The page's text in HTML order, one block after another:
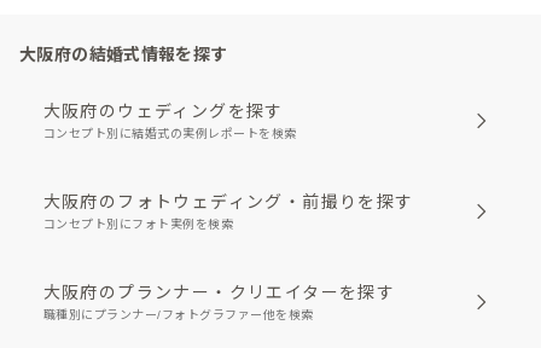
大阪府の結婚式情報を探す
大阪府のウェディングを探す
コンセプト別に結婚式の実例レポートを検索
大阪府のフォトウェディング・前撮りを探す
コンセプト別にフォト実例を検索
大阪府のプランナー・クリエイターを探す
職種別にプランナー/フォトグラファー他を検索